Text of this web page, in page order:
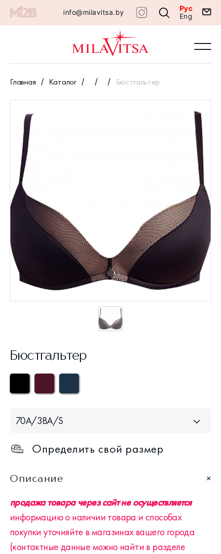
info@milavitsa.by
Рус
Eng
Главная Каталог Бюстгальтер
Бюстгальтер
70A/38A/S
Определить свой размер
Описание
продажа товара через сайт не осуществляется
информацию о наличии товара и способах
покупки уточняйте в магазинах вашего города
(контактные данные можно найти в разделе